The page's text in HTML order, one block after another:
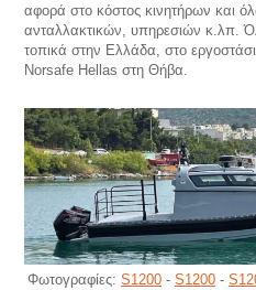
αφορά στο κόστος κινητήρων και
ανταλλακτικών, υπηρεσιών κ.λπ.
τοπικά στην Ελλάδα, στο
Norsafe Hellas στη Θήβα.
Φωτογραφίες: S1200- S1200-